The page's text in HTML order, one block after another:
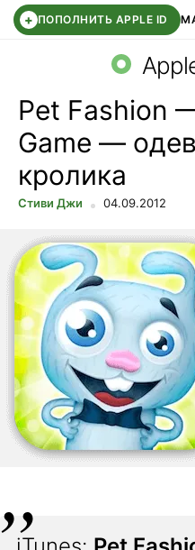
+ ПОПОЛНИТЬ APPLE ID
СБЕР КИДС ВТБ
Pet Fashion
Game —
кролика
Стиви Джи 04.09.2012